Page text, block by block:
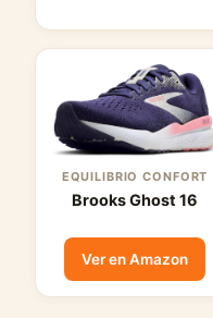
EQUILIBRIO CONFORT
Brooks Ghost 16
Ver en Amazon